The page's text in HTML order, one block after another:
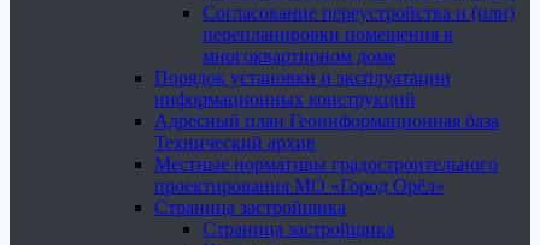
Согласование переустройства и (или)
перепланировки помещения в
многоквартирном доме
Порядок установки и эксплуатации
информационных конструкций
Адресный план Геоинформационная база
Технический архив
Местные нормативы градостроительного
проектирования МО «Город Орёл»
Страница застройщика
Страница застройщика